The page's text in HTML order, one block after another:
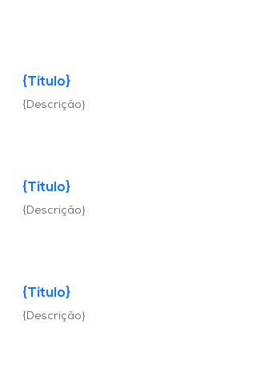
{Título}
{Descrição}
{Título}
{Descrição}
{Título}
{Descrição}